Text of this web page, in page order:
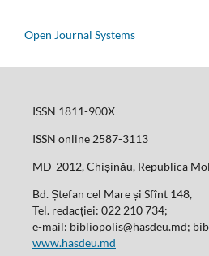
Open Journal Systems
ISSN 1811-900X
ISSN online 2587-3113
MD-2012, Chișinău, Republica
Bd. Ștefan cel Mare și Sfînt 148,
Tel. redacției: 022 210 734;
e-mail: bibliopolis@hasdeu.md;
www.hasdeu.md